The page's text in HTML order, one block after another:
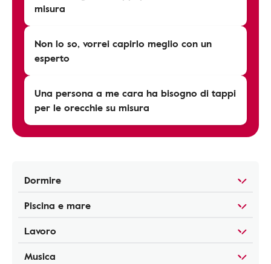
misura
Non lo so, vorrei capirlo meglio con un
esperto
Una persona a me cara ha bisogno di tappi
per le orecchie su misura
Dormire
Piscina e mare
Lavoro
Musica